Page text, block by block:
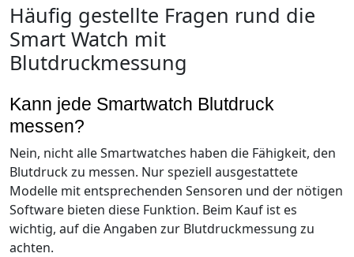
Häufig gestellte Fragen rund die
Smart Watch mit
Blutdruckmessung
Kann jede Smartwatch Blutdruck
messen?
Nein, nicht alle Smartwatches haben die Fähigkeit, den
Blutdruck zu messen. Nur speziell ausgestattete
Modelle mit entsprechenden Sensoren und der nötigen
Software bieten diese Funktion. Beim Kauf ist es
wichtig, auf die Angaben zur Blutdruckmessung zu
achten.